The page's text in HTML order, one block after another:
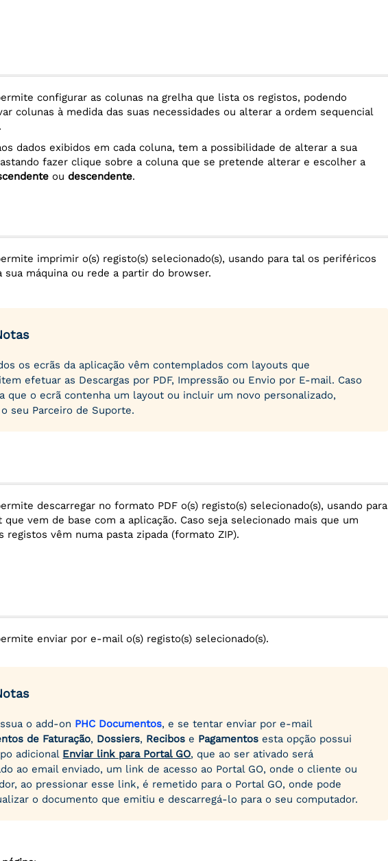
configurar as colunas na grelha que lista os registos, podendo
colunas à medida das suas necessidades ou alterar a ordem sequencial
dados exibidos em cada coluna, tem a possibilidade de alterar a sua
fazer clique sobre a coluna que se pretende alterar e escolher a
ou descendente.
imprimir o(s) registo(s) selecionado(s), usando para tal os periféricos
sua máquina ou rede a partir do browser.
os ecrãs da aplicação vêm contemplados com layouts que
efetuar as Descargas por PDF, Impressão ou Envio por E-mail. Caso
que o ecrã contenha um layout ou incluir um novo personalizado,
seu Parceiro de Suporte.
descarregar no formato PDF o(s) registo(s) selecionado(s), usando para
vem de base com a aplicação. Caso seja selecionado mais que um
registos vêm numa pasta zipada (formato ZIP).
enviar por e-mail o(s) registo(s) selecionado(s).
o add-on PHC Documentos, e se tentar enviar por e-mail
de Faturação, Dossiers, Recibos e Pagamentos esta opção possui
adicional Enviar link para Portal GO, que ao ser ativado será
ao email enviado, um link de acesso ao Portal GO, onde o cliente ou
ao pressionar esse link, é remetido para o Portal GO, onde pode
o documento que emitiu e descarregá-lo para o seu computador.